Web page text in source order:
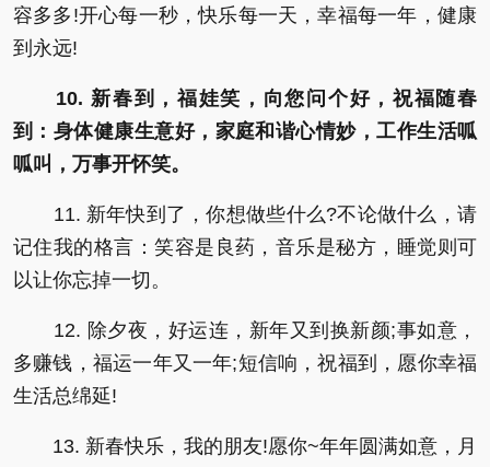
容多多!开心每一秒，快乐每一天，幸福每一年，健康
到永远!
10. 新春到，福娃笑，向您问个好，祝福随春
到：身体健康生意好，家庭和谐心情妙，工作生活呱
呱叫，万事开怀笑。
11. 新年快到了，你想做些什么?不论做什么，请
记住我的格言：笑容是良药，音乐是秘方，睡觉则可
以让你忘掉一切。
12. 除夕夜，好运连，新年又到换新颜;事如意，
多赚钱，福运一年又一年;短信响，祝福到，愿你幸福
生活总绵延!
13. 新春快乐，我的朋友!愿你~年年圆满如意，月